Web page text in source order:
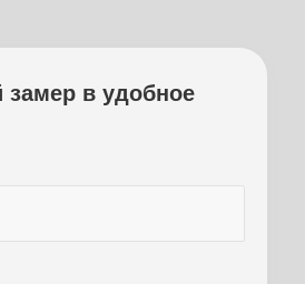
замер в удобное